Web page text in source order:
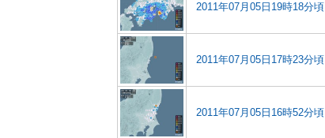
2011年07月05日19時18分頃
2011年07月05日17時23分頃
2011年07月05日16時52分頃